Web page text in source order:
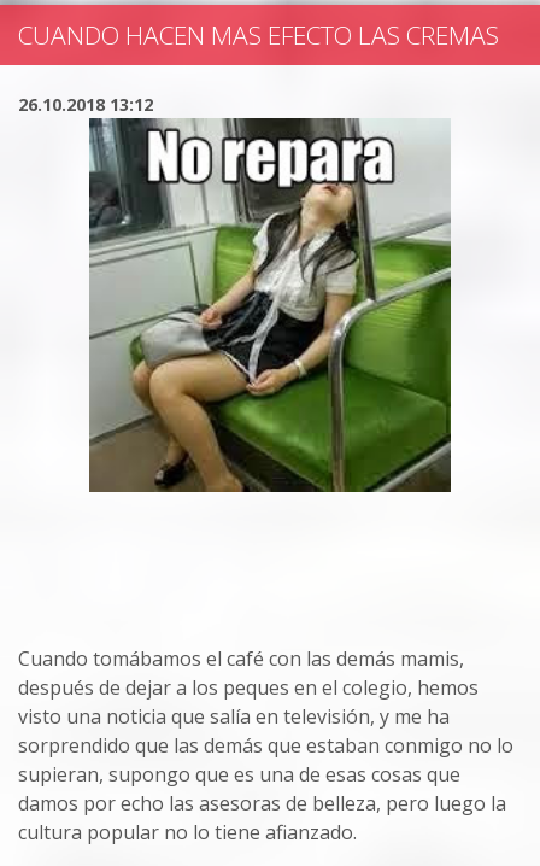
CUANDO HACEN MAS EFECTO LAS CREMAS
26.10.2018 13:12
Cuando tomábamos el café con las demás mamis,
después de dejar a los peques en el colegio, hemos
visto una noticia que salía en televisión, y me ha
sorprendido que las demás que estaban conmigo no lo
supieran, supongo que es una de esas cosas que
damos por echo las asesoras de belleza, pero luego la
cultura popular no lo tiene afianzado.